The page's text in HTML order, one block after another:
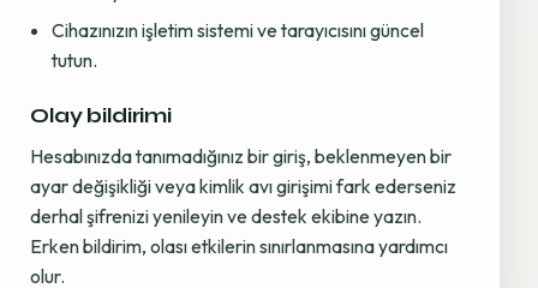
Cihazınızın işletim sistemi ve tarayıcısını güncel
tutun.
Olay bildirimi
Hesabınızda tanımadığınız bir giriş, beklenmeyen bir
ayar değişikliği veya kimlik avı girişimi fark ederseniz
derhal şifrenizi yenileyin ve destek ekibine yazın.
Erken bildirim, olası etkilerin sınırlanmasına yardımcı
olur.